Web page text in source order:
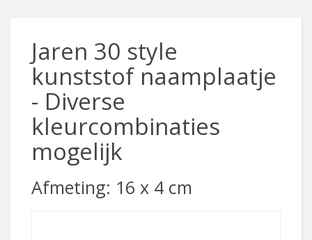
Jaren 30 style
kunststof naamplaatje
- Diverse
kleurcombinaties
mogelijk
Afmeting: 16 x 4 cm